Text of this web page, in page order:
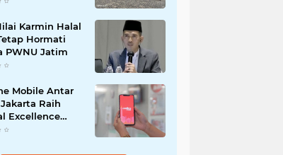
Karmin Halal
Hormati
PWNU Jatim
Mobile Antar
Raih
Excellence
2026